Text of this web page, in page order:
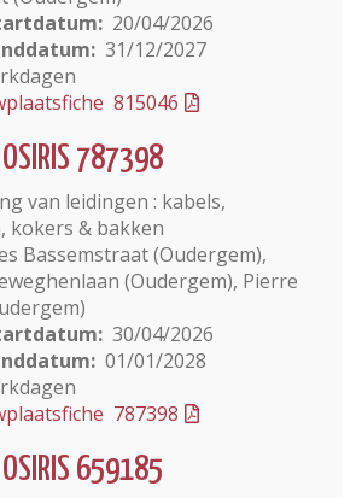
20/04/2026
31/12/2027
815046
787398
van leidingen : kabels,
kokers & bakken
Bassemstraat (Oudergem),
(Oudergem), Pierre
30/04/2026
01/01/2028
787398
659185